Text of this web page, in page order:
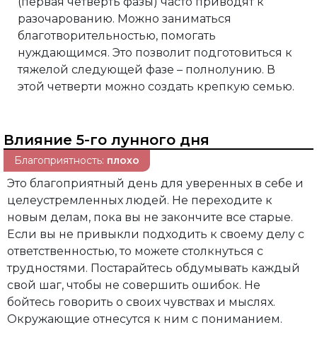
разочарованию. Можно заниматься
благотворительностью, помогать
нуждающимся. Это позволит подготовиться к
тяжелой следующей фазе – полнолунию. В
этой четверти можно создать крепкую семью.
Влияние 5-го лунного дня
Благоприятность: плохо
Это благоприятный день для уверенных в себе и
целеустремленных людей. Не переходите к
новым делам, пока вы не закончите все старые.
Если вы не привыкли подходить к своему делу с
ответственностью, то можете столкнуться с
трудностями. Постарайтесь обдумывать каждый
свой шаг, чтобы не совершить ошибок. Не
бойтесь говорить о своих чувствах и мыслях.
Окружающие отнесутся к ним с пониманием.